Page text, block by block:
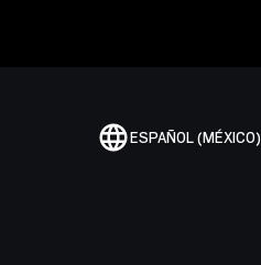
ESPAÑOL (MÉXICO)